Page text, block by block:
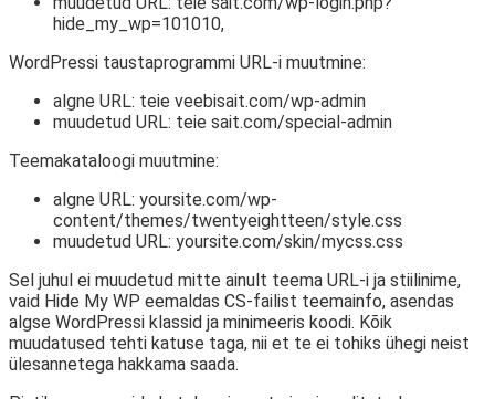
hide_my_wp=101010,
WordPressi taustaprogrammi URL-i muutmine:
algne URL: teie veebisait.com/wp-admin
muudetud URL: teie sait.com/special-admin
Teemakataloogi muutmine:
algne URL: yoursite.com/wp-
content/themes/twentyeightteen/style.css
muudetud URL: yoursite.com/skin/mycss.css
Sel juhul ei muudetud mitte ainult teema URL-i ja stiilinime,
vaid Hide My WP eemaldas CS-failist teemainfo, asendas
algse WordPressi klassid ja minimeeris koodi. Kõik
muudatused tehti katuse taga, nii et te ei tohiks ühegi neist
ülesannetega hakkama saada.